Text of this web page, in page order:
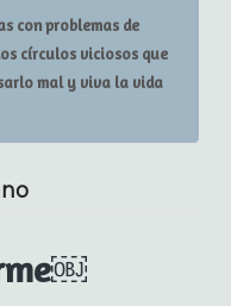
con problemas de
círculos viciosos que
mal y viva la vida